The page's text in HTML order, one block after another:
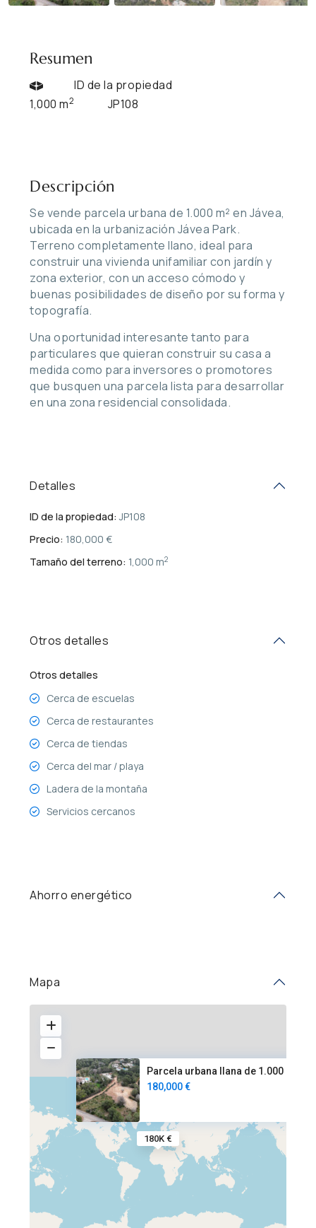
Resumen
1,000 m2
ID de la propiedad
JP108
Descripción
Se vende parcela urbana de 1.000 m² en Jávea,
ubicada en la urbanización Jávea Park.
Terreno completamente llano, ideal para
construir una vivienda unifamiliar con jardín y
zona exterior, con un acceso cómodo y
buenas posibilidades de diseño por su forma y
topografía.
Una oportunidad interesante tanto para
particulares que quieran construir su casa a
medida como para inversores o promotores
que busquen una parcela lista para desarrollar
en una zona residencial consolidada.
Detalles
ID de la propiedad: JP108
Precio: 180,000 €
Tamaño del terreno: 1,000 m2
Otros detalles
Otros detalles
Cerca de escuelas
Cerca de restaurantes
Cerca de tiendas
Cerca del mar / playa
Ladera de la montaña
Servicios cercanos
Ahorro energético
Mapa
180K €
Parcela urbana llana de 1.000
180,000 €